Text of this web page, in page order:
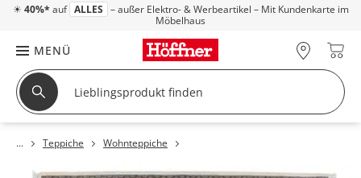
☀ 40%* auf ALLES – außer Elektro- & Werbeartikel – Mit Kundenkarte im
Möbelhaus
MENÜ
Teppiche Wohnteppiche